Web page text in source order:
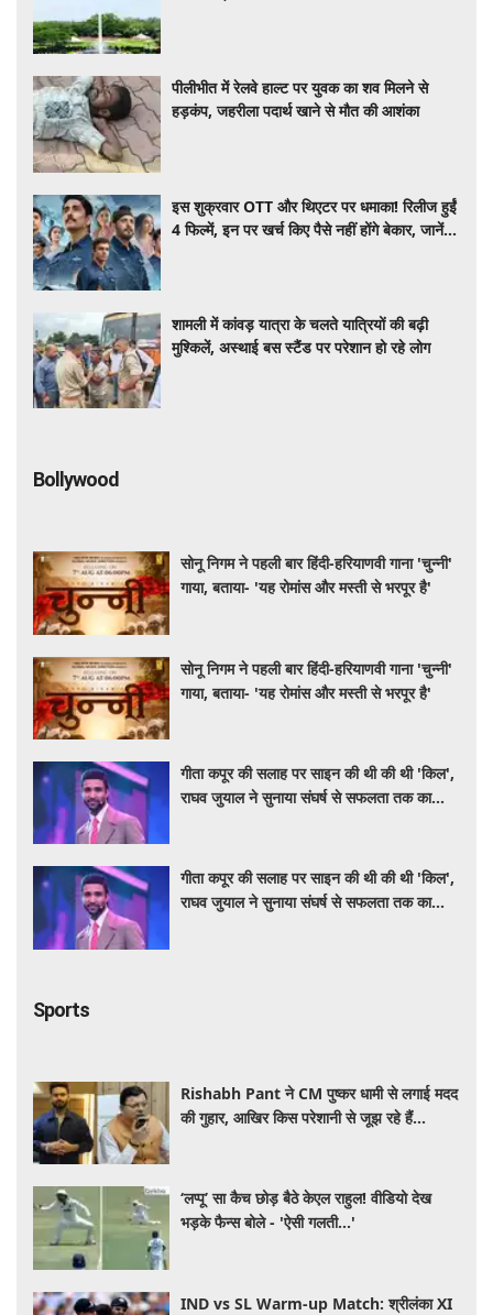
पीलीभीत में रेलवे हाल्ट पर युवक का शव मिलने से
हड़कंप, जहरीला पदार्थ खाने से मौत की आशंका
इस शुक्रवार OTT और थिएटर पर धमाका! रिलीज हुईं
4 फिल्में, इन पर खर्च किए पैसे नहीं होंगे बेकार, जानें
शामली में कांवड़ यात्रा के चलते यात्रियों की बढ़ी
मुश्किलें, अस्थाई बस स्टैंड पर परेशान हो रहे लोग
Bollywood
सोनू निगम ने पहली बार हिंदी-हरियाणवी गाना 'चुन्नी'
गाया, बताया- 'यह रोमांस और मस्ती से भरपूर है'
सोनू निगम ने पहली बार हिंदी-हरियाणवी गाना 'चुन्नी'
गाया, बताया- 'यह रोमांस और मस्ती से भरपूर है'
गीता कपूर की सलाह पर साइन की थी की थी 'किल',
राघव जुयाल ने सुनाया संघर्ष से सफलता तक का
गीता कपूर की सलाह पर साइन की थी की थी 'किल',
राघव जुयाल ने सुनाया संघर्ष से सफलता तक का
Sports
Rishabh Pant ने CM पुष्कर धामी से लगाई मदद
की गुहार, आखिर किस परेशानी से जूझ रहे हैं
‘लप्पू’ सा कैच छोड़ बैठे केएल राहुल! वीडियो देख
भड़के फैन्स बोले - 'ऐसी गलती...'
IND vs SL Warm-up Match: श्रीलंका XI